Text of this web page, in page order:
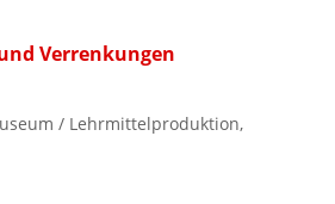
Verrenkungen
/ Lehrmittelproduktion,